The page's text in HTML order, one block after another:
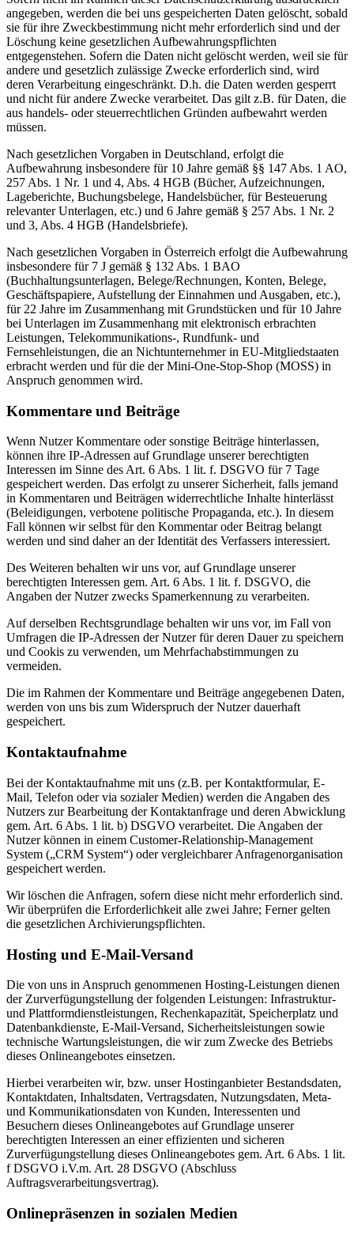
angegeben, werden die bei uns gespeicherten Daten gelöscht, sobald
sie für ihre Zweckbestimmung nicht mehr erforderlich sind und der
Löschung keine gesetzlichen Aufbewahrungspflichten
entgegenstehen. Sofern die Daten nicht gelöscht werden, weil sie für
andere und gesetzlich zulässige Zwecke erforderlich sind, wird
deren Verarbeitung eingeschränkt. D.h. die Daten werden gesperrt
und nicht für andere Zwecke verarbeitet. Das gilt z.B. für Daten, die
aus handels- oder steuerrechtlichen Gründen aufbewahrt werden
müssen.
Nach gesetzlichen Vorgaben in Deutschland, erfolgt die
Aufbewahrung insbesondere für 10 Jahre gemäß §§ 147 Abs. 1 AO,
257 Abs. 1 Nr. 1 und 4, Abs. 4 HGB (Bücher, Aufzeichnungen,
Lageberichte, Buchungsbelege, Handelsbücher, für Besteuerung
relevanter Unterlagen, etc.) und 6 Jahre gemäß § 257 Abs. 1 Nr. 2
und 3, Abs. 4 HGB (Handelsbriefe).
Nach gesetzlichen Vorgaben in Österreich erfolgt die Aufbewahrung
insbesondere für 7 J gemäß § 132 Abs. 1 BAO
(Buchhaltungsunterlagen, Belege/Rechnungen, Konten, Belege,
Geschäftspapiere, Aufstellung der Einnahmen und Ausgaben, etc.),
für 22 Jahre im Zusammenhang mit Grundstücken und für 10 Jahre
bei Unterlagen im Zusammenhang mit elektronisch erbrachten
Leistungen, Telekommunikations-, Rundfunk- und
Fernsehleistungen, die an Nichtunternehmer in EU-Mitgliedstaaten
erbracht werden und für die der Mini-One-Stop-Shop (MOSS) in
Anspruch genommen wird.
Kommentare und Beiträge
Wenn Nutzer Kommentare oder sonstige Beiträge hinterlassen,
können ihre IP-Adressen auf Grundlage unserer berechtigten
Interessen im Sinne des Art. 6 Abs. 1 lit. f. DSGVO für 7 Tage
gespeichert werden. Das erfolgt zu unserer Sicherheit, falls jemand
in Kommentaren und Beiträgen widerrechtliche Inhalte hinterlässt
(Beleidigungen, verbotene politische Propaganda, etc.). In diesem
Fall können wir selbst für den Kommentar oder Beitrag belangt
werden und sind daher an der Identität des Verfassers interessiert.
Des Weiteren behalten wir uns vor, auf Grundlage unserer
berechtigten Interessen gem. Art. 6 Abs. 1 lit. f. DSGVO, die
Angaben der Nutzer zwecks Spamerkennung zu verarbeiten.
Auf derselben Rechtsgrundlage behalten wir uns vor, im Fall von
Umfragen die IP-Adressen der Nutzer für deren Dauer zu speichern
und Cookis zu verwenden, um Mehrfachabstimmungen zu
vermeiden.
Die im Rahmen der Kommentare und Beiträge angegebenen Daten,
werden von uns bis zum Widerspruch der Nutzer dauerhaft
gespeichert.
Kontaktaufnahme
Bei der Kontaktaufnahme mit uns (z.B. per Kontaktformular, E-
Mail, Telefon oder via sozialer Medien) werden die Angaben des
Nutzers zur Bearbeitung der Kontaktanfrage und deren Abwicklung
gem. Art. 6 Abs. 1 lit. b) DSGVO verarbeitet. Die Angaben der
Nutzer können in einem Customer-Relationship-Management
System („CRM System“) oder vergleichbarer Anfragenorganisation
gespeichert werden.
Wir löschen die Anfragen, sofern diese nicht mehr erforderlich sind.
Wir überprüfen die Erforderlichkeit alle zwei Jahre; Ferner gelten
die gesetzlichen Archivierungspflichten.
Hosting und E-Mail-Versand
Die von uns in Anspruch genommenen Hosting-Leistungen dienen
der Zurverfügungstellung der folgenden Leistungen: Infrastruktur-
und Plattformdienstleistungen, Rechenkapazität, Speicherplatz und
Datenbankdienste, E-Mail-Versand, Sicherheitsleistungen sowie
technische Wartungsleistungen, die wir zum Zwecke des Betriebs
dieses Onlineangebotes einsetzen.
Hierbei verarbeiten wir, bzw. unser Hostinganbieter Bestandsdaten,
Kontaktdaten, Inhaltsdaten, Vertragsdaten, Nutzungsdaten, Meta-
und Kommunikationsdaten von Kunden, Interessenten und
Besuchern dieses Onlineangebotes auf Grundlage unserer
berechtigten Interessen an einer effizienten und sicheren
Zurverfügungstellung dieses Onlineangebotes gem. Art. 6 Abs. 1 lit.
f DSGVO i.V.m. Art. 28 DSGVO (Abschluss
Auftragsverarbeitungsvertrag).
Onlinepräsenzen in sozialen Medien